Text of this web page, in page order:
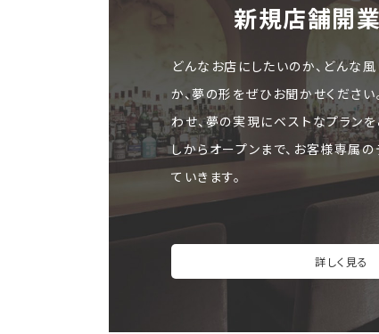
新規店舗開
どんなお店にしたいのか、どんな
か、夢の形をぜひお聞かせくださ
わせ、夢の実現にベストなプラン
しからオープンまで、お客様専属
ていきます。
詳しく見る